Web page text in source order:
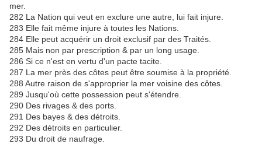
mer.
282 La Nation qui veut en exclure une autre, lui fait injure.
283 Elle fait même injure à toutes les Nations.
284 Elle peut acquérir un droit exclusif par des Traités.
285 Mais non par prescription & par un long usage.
286 Si ce n'est en vertu d'un pacte tacite.
287 La mer près des côtes peut être soumise à la propriété.
288 Autre raison de s'approprier la mer voisine des côtes.
289 Jusqu'où cette possession peut s'étendre.
290 Des rivages & des ports.
291 Des bayes & des détroits.
292 Des détroits en particulier.
293 Du droit de naufrage.